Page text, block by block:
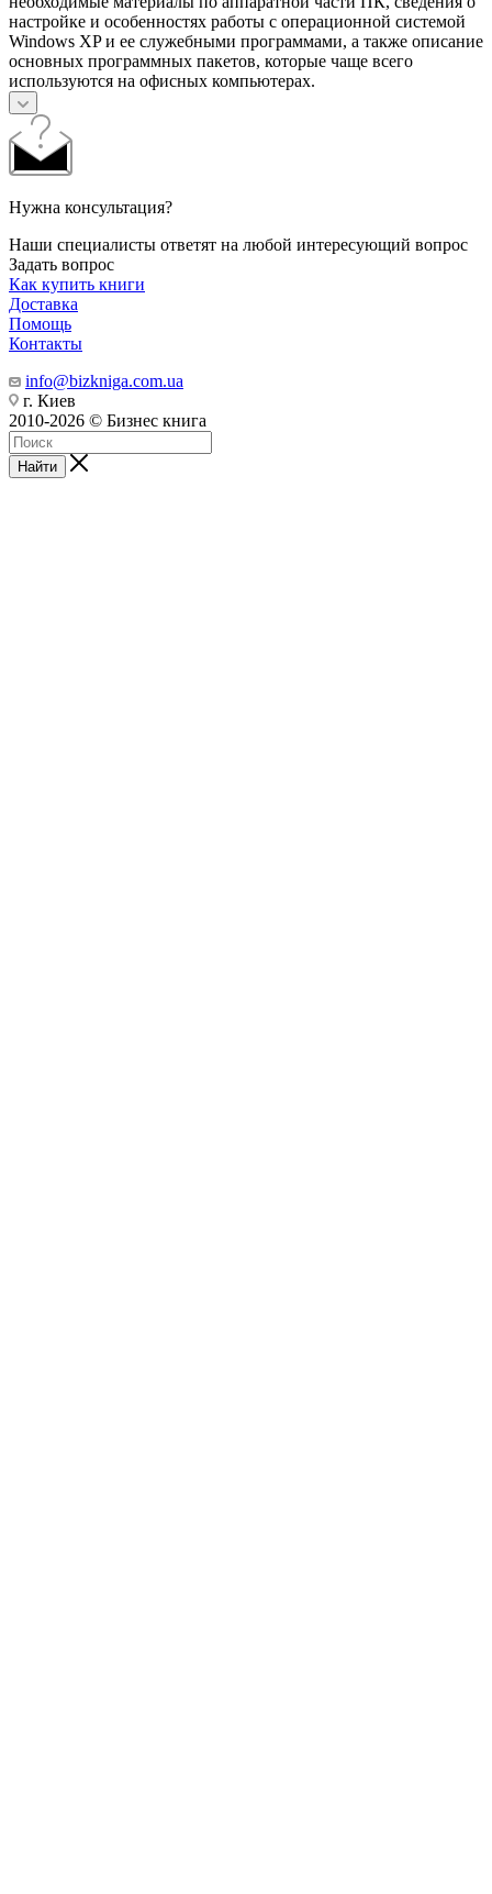
настройке и особенностях работы с операционной системой
Windows XP и ее служебными программами, а также описание
основных программных пакетов, которые чаще всего
используются на офисных компьютерах.
Нужна консультация?
Наши специалисты ответят на любой интересующий вопрос
Задать вопрос
Как купить книги
Доставка
Помощь
Контакты
info@bizkniga.com.ua
г. Киев
2010-2026 © Бизнес книга
Найти